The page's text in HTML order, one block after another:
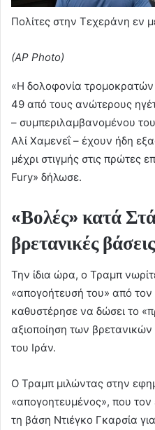
Πολίτες στην Τεχεράνη εν
(AP Photo)
«Η δολοφονία τρομοκρατών
49 από τους ανώτερους
– συμπεριλαμβανομένου
Αλί Χαμενεΐ – έχουν ήδη
μέχρι στιγμής στις πρώτες
Fury» δήλωσε.
«Βολές» κατά
βρετανικές βάσεις
Την ίδια ώρα, ο Τραμπ
«απογοήτευσή του» από τον
καθυστέρησε να δώσει το
αξιοποίηση των
του Ιράν.
Ο Τραμπ μιλώντας στην
«απογοητευμένος», που τον
τη βάση Ντιέγκο Γκαρσία